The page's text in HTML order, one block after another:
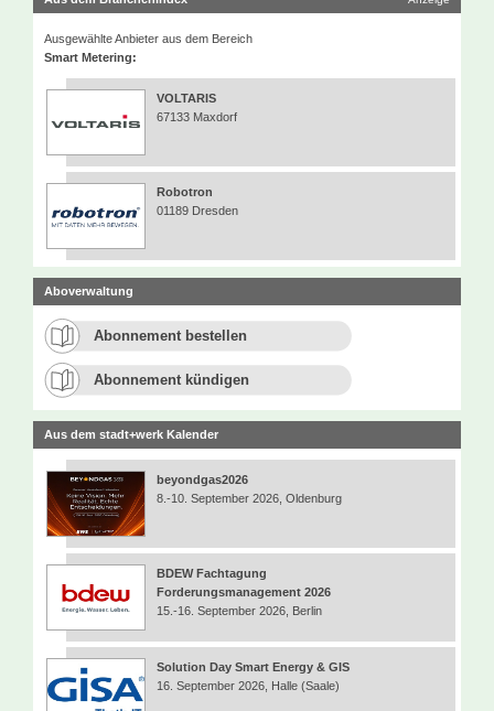
Ausgewählte Anbieter aus dem Bereich
Smart Metering:
VOLTARIS
67133 Maxdorf
Robotron
01189 Dresden
Aboverwaltung
Abonnement bestellen
Abonnement kündigen
Aus dem stadt+werk Kalender
beyondgas2026
8.-10. September 2026, Oldenburg
BDEW Fachtagung
Forderungsmanagement 2026
15.-16. September 2026, Berlin
Solution Day Smart Energy & GIS
16. September 2026, Halle (Saale)